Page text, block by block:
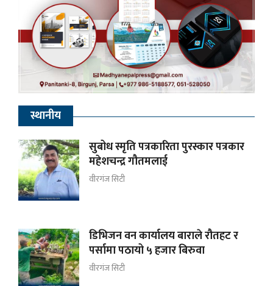
स्थानीय
सुबोध स्मृति पत्रकारिता पुरस्कार पत्रकार
महेशचन्द्र गौतमलाई
वीरगंज सिटी
डिभिजन वन कार्यालय बाराले रौतहट र
पर्सामा पठायो ५ हजार बिरुवा
वीरगंज सिटी